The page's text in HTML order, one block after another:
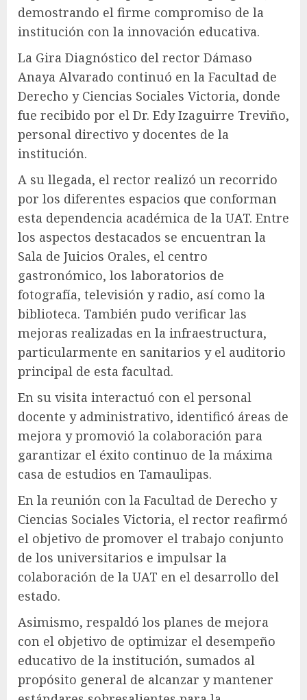
demostrando el firme compromiso de la
institución con la innovación educativa.
La Gira Diagnóstico del rector Dámaso
Anaya Alvarado continuó en la Facultad de
Derecho y Ciencias Sociales Victoria, donde
fue recibido por el Dr. Edy Izaguirre Treviño,
personal directivo y docentes de la
institución.
A su llegada, el rector realizó un recorrido
por los diferentes espacios que conforman
esta dependencia académica de la UAT. Entre
los aspectos destacados se encuentran la
Sala de Juicios Orales, el centro
gastronómico, los laboratorios de
fotografía, televisión y radio, así como la
biblioteca. También pudo verificar las
mejoras realizadas en la infraestructura,
particularmente en sanitarios y el auditorio
principal de esta facultad.
En su visita interactuó con el personal
docente y administrativo, identificó áreas de
mejora y promovió la colaboración para
garantizar el éxito continuo de la máxima
casa de estudios en Tamaulipas.
En la reunión con la Facultad de Derecho y
Ciencias Sociales Victoria, el rector reafirmó
el objetivo de promover el trabajo conjunto
de los universitarios e impulsar la
colaboración de la UAT en el desarrollo del
estado.
Asimismo, respaldó los planes de mejora
con el objetivo de optimizar el desempeño
educativo de la institución, sumados al
propósito general de alcanzar y mantener